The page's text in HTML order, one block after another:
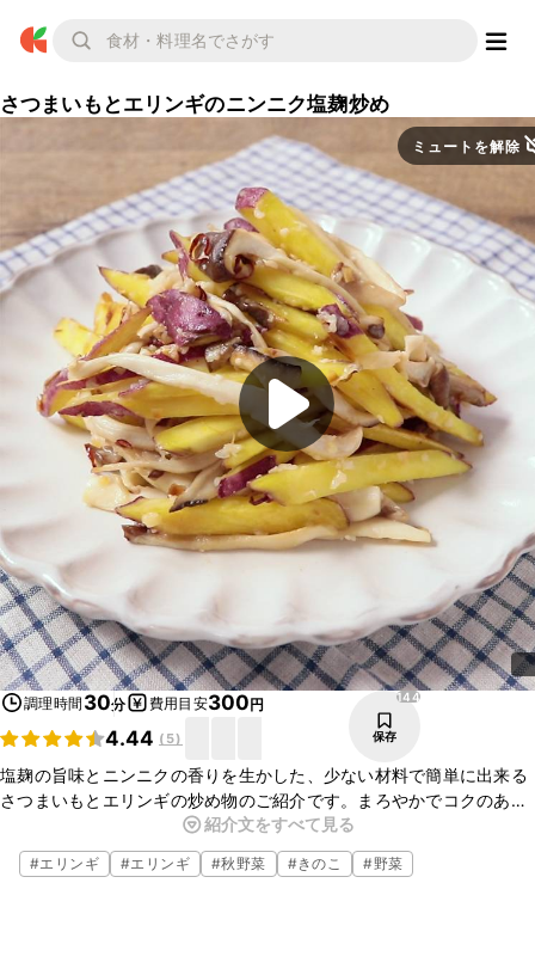
さつまいもとエリンギのニンニク塩麹炒め
ミュートを解除
調理時間 30分 費用目安300円
4.44 ( 5)
144
保存
塩麹の旨味とニンニクの香りを生かした、少ない材料で簡単に出来る
さつまいもとエリンギの炒め物のご紹介です。まろやかでコクのある
塩気が特徴の塩麹は、ほんのり甘いさつまいもとの相性抜群です。エ
リンギはニンニクと炒めることで香りがより引き立ちます。ご飯のお
供として、お酒のおつまみとしても便利な炒め物なので、ぜひ作って
紹介文をすべて見る
#エリンギ #エリンギ #秋野菜 #きのこ #野菜